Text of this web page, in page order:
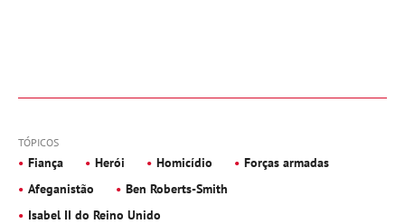
TÓPICOS
Fiança Herói Homicídio
Forças armadas
Afeganistão
Ben Roberts-Smith
Isabel II do Reino Unido